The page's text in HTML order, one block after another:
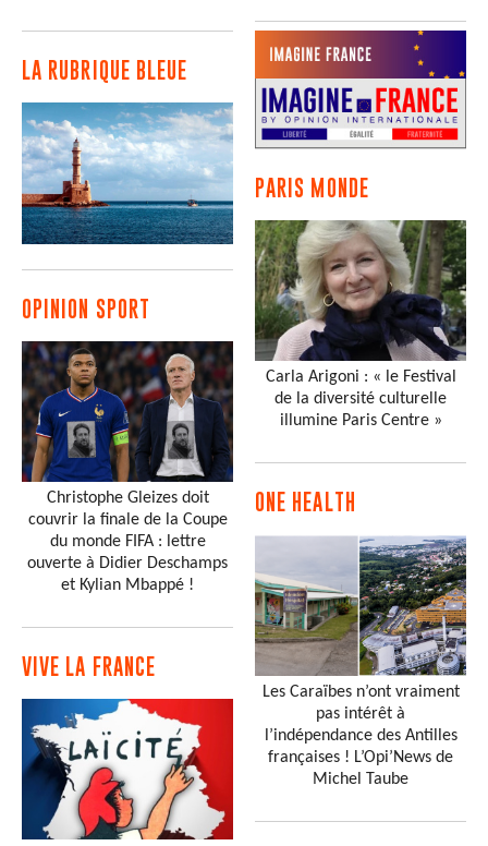
LA RUBRIQUE BLEUE
OPINION SPORT
Christophe Gleizes doit
couvrir la finale de la Coupe
du monde FIFA : lettre
ouverte à Didier Deschamps
et Kylian Mbappé !
VIVE LA FRANCE
PARIS MONDE
Carla Arigoni : « le Festival
de la diversité culturelle
illumine Paris Centre »
ONE HEALTH
Les Caraïbes n’ont vraiment
pas intérêt à
l’indépendance des Antilles
françaises ! L’Opi’News de
Michel Taube